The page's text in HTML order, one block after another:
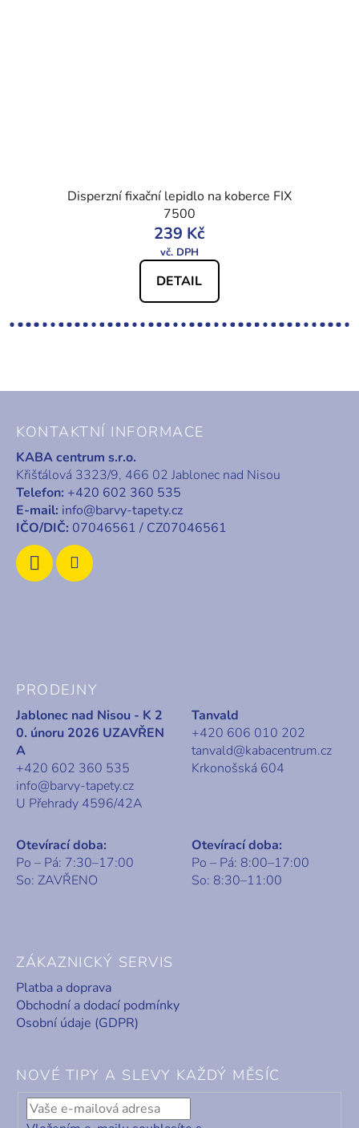
Disperzní fixační lepidlo na koberce FIX
7500
239 Kč
DETAIL
KONTAKTNÍ INFORMACE
KABA centrum s.r.o.
Křišťálová 3323/9, 466 02 Jablonec nad Nisou
Telefon: +420 602 360 535
E-mail: info@barvy-tapety.cz
IČO/DIČ: 07046561 / CZ07046561
PRODEJNY
Jablonec nad Nisou - K 2
0. únoru 2026 UZAVŘEN
A
+420 602 360 535
info@barvy-tapety.cz
U Přehrady 4596/42A
Tanvald
+420 606 010 202
tanvald@kabacentrum.cz
Krkonošská 604
Otevírací doba:
Po – Pá: 7:30–17:00
So: ZAVŘENO
Otevírací doba:
Po – Pá: 8:00–17:00
So: 8:30–11:00
ZÁKAZNICKÝ SERVIS
Platba a doprava
Obchodní a dodací podmínky
Osobní údaje (GDPR)
NOVÉ TIPY A SLEVY KAŽDÝ MĚSÍC